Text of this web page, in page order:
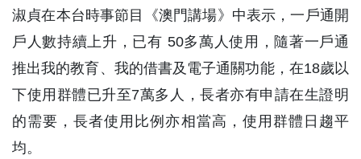
淑貞在本台時事節目《澳門講場》中表示，一戶通開
戶人數持續上升，已有 50多萬人使用，隨著一戶通
推出我的教育、我的借書及電子通關功能，在18歲以
下使用群體已升至7萬多人，長者亦有申請在生證明
的需要，長者使用比例亦相當高，使用群體日趨平
均。